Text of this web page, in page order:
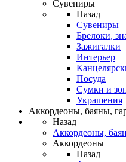
Сувениры
Назад
Сувениры
Брелоки,
Зажигалки
Интерьер
Посуда
Сумки и
Украшения
Аккордеоны, баяны,
Назад
Аккордеоны,
Аккордеоны
Назад